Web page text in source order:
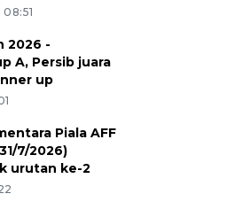
2026 -
A, Persib juara
up
Piala AFF
7/2026)
urutan ke-2